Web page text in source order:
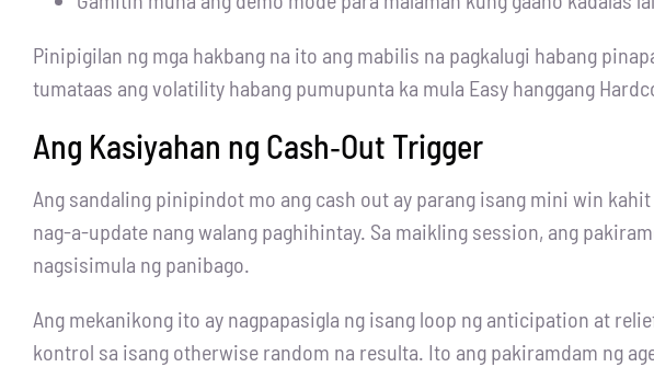
Pinipigilan ng mga hakbang na ito ang mabilis na pagkalugi habang
tumataas ang volatility habang pumupunta ka mula Easy hanggang
Ang Kasiyahan ng Cash‑Out Trigger
Ang sandaling pinipindot mo ang cash out ay parang isang mini win
nag-a-update nang walang paghihintay. Sa maikling session, ang
nagsisimula ng panibago.
Ang mekanikong ito ay nagpapasigla ng isang loop ng anticipation at
kontrol sa isang otherwise random na resulta. Ito ang pakiramdam ng